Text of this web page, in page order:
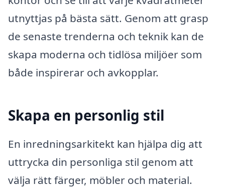
utnyttjas på bästa sätt. Genom att grasp
de senaste trenderna och teknik kan de
skapa moderna och tidlösa miljöer som
både inspirerar och avkopplar.
Skapa en personlig stil
En inredningsarkitekt kan hjälpa dig att
uttrycka din personliga stil genom att
välja rätt färger, möbler och material.